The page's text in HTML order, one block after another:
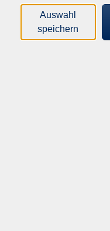
Auswahl
speichern